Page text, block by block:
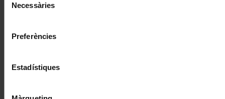
Necessàries
Preferències
Estadístiques